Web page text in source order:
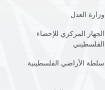
وزارة العدل
الجهاز المركزي للإحصاء
الفلسطيني
سلطة الأراضي الفلسطينية